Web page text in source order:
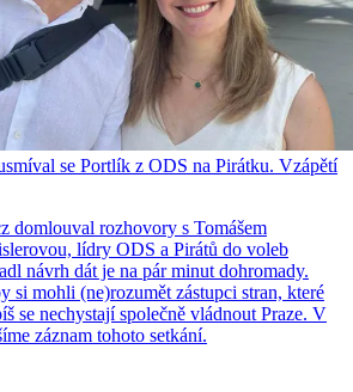
se Portlík z ODS na Pirátku. Vzápětí
domlouval rozhovory s Tomášem
lídry ODS a Pirátů do voleb
návrh dát je na pár minut dohromady.
si mohli (ne)rozumět zástupci stran, které
se nechystají společně vládnout Praze. V
záznam tohoto setkání.